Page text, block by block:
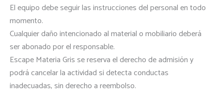
El equipo debe seguir las instrucciones del personal en todo
momento.
Cualquier daño intencionado al material o mobiliario deberá
ser abonado por el responsable.
Escape Materia Gris se reserva el derecho de admisión y
podrá cancelar la actividad si detecta conductas
inadecuadas, sin derecho a reembolso.